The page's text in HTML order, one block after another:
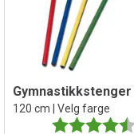
120 cm | Velg farge
Karakter: